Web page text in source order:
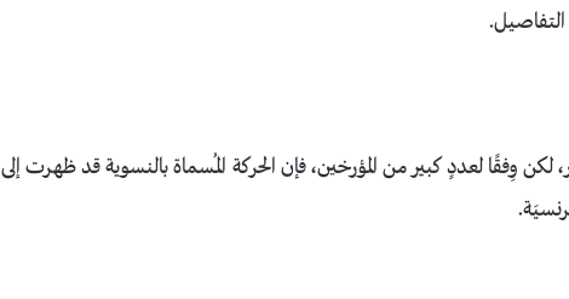
التفاصيل.
وِفقًا لعددٍ كبير من المؤرخين، فإن الحركة المُسماة بالنسوية قد ظهرت إلى